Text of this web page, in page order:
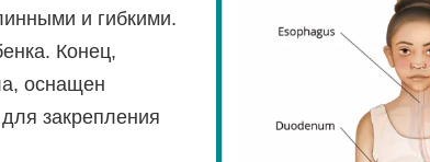
и гибкими.
Конец,
оснащен
закрепления